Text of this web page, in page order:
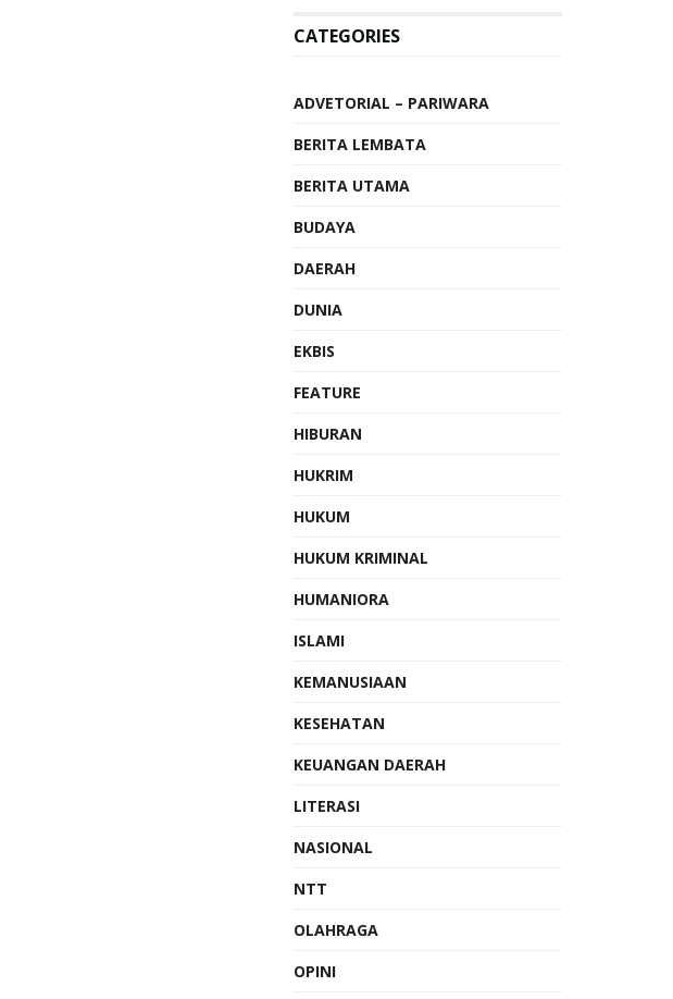
CATEGORIES
ADVETORIAL – PARIWARA
BERITA LEMBATA
BERITA UTAMA
BUDAYA
DAERAH
DUNIA
EKBIS
FEATURE
HIBURAN
HUKRIM
HUKUM
HUKUM KRIMINAL
HUMANIORA
ISLAMI
KEMANUSIAAN
KESEHATAN
KEUANGAN DAERAH
LITERASI
NASIONAL
NTT
OLAHRAGA
OPINI